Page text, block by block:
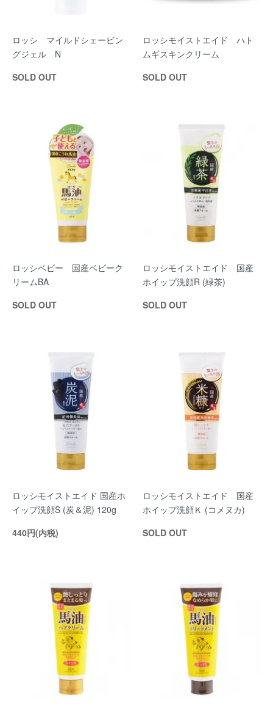
ロッシ マイルドシェービン
グジェル N
SOLD OUT
ロッシモイストエイド ハト
ムギスキンクリーム
SOLD OUT
ロッシベビー 国産ベビーク
リームBA
SOLD OUT
ロッシモイストエイド 国産
ホイップ洗顔R (緑茶)
SOLD OUT
ロッシモイストエイド 国産ホ
イップ洗顔S (炭＆泥) 120g
440円(内税)
ロッシモイストエイド 国産
ホイップ洗顔Ｋ (コメヌカ)
SOLD OUT